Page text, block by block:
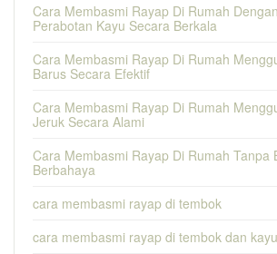
Cara Membasmi Rayap Di Rumah
Perabotan Kayu Secara Berkala
Cara Membasmi Rayap Di Rumah
Barus Secara Efektif
Cara Membasmi Rayap Di Rumah
Jeruk Secara Alami
Cara Membasmi Rayap Di Rumah Tanpa
Berbahaya
cara membasmi rayap di tembok
cara membasmi rayap di tembok dan